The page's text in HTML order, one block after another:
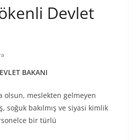
Devlet
BAKANI
olsun, meslekten gelmeyen
soğuk bakılmış ve siyasi kimlik
bir türlü